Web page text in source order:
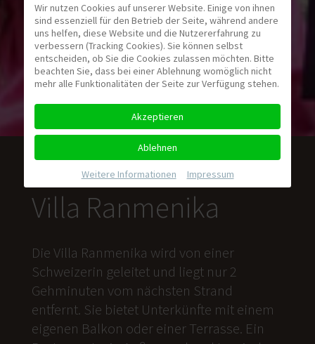
Villa Ranmenika
Die Villa Ranmenika wird von einer
Schweizerin geleitet und liegt nur 2
Gehminuten vom nächsten Strand
entfernt. Sie bietet Unterkünfte mit einem
eigenen Balkon oder einer Terrasse. Ein
Wir nutzen Cookies auf unserer Website. Einige von ihnen
sind essenziell für den Betrieb der Seite, während andere
uns helfen, diese Website und die Nutzererfahrung zu
verbessern (Tracking Cookies). Sie können selbst
entscheiden, ob Sie die Cookies zulassen möchten. Bitte
beachten Sie, dass bei einer Ablehnung womöglich nicht
mehr alle Funktionalitäten der Seite zur Verfügung stehen.
Akzeptieren
Ablehnen
Weitere Informationen Impressum